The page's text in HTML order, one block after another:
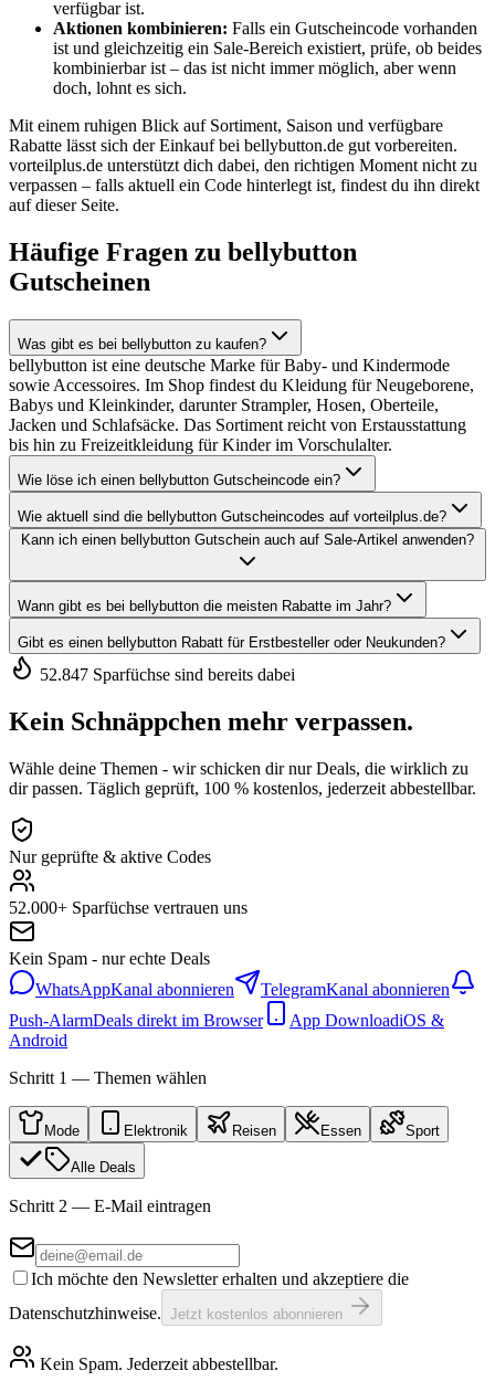
verfügbar ist.
Aktionen kombinieren: Falls ein Gutscheincode vorhanden
ist und gleichzeitig ein Sale-Bereich existiert, prüfe, ob beides
kombinierbar ist – das ist nicht immer möglich, aber wenn
doch, lohnt es sich.
Mit einem ruhigen Blick auf Sortiment, Saison und verfügbare
Rabatte lässt sich der Einkauf bei bellybutton.de gut vorbereiten.
vorteilplus.de unterstützt dich dabei, den richtigen Moment nicht zu
verpassen – falls aktuell ein Code hinterlegt ist, findest du ihn direkt
auf dieser Seite.
Häufige Fragen zu bellybutton
Gutscheinen
Was gibt es bei bellybutton zu kaufen?
bellybutton ist eine deutsche Marke für Baby- und Kindermode
sowie Accessoires. Im Shop findest du Kleidung für Neugeborene,
Babys und Kleinkinder, darunter Strampler, Hosen, Oberteile,
Jacken und Schlafsäcke. Das Sortiment reicht von Erstausstattung
bis hin zu Freizeitkleidung für Kinder im Vorschulalter.
Wie löse ich einen bellybutton Gutscheincode ein?
Wie aktuell sind die bellybutton Gutscheincodes auf vorteilplus.de?
Kann ich einen bellybutton Gutschein auch auf Sale-Artikel anwenden?
Wann gibt es bei bellybutton die meisten Rabatte im Jahr?
Gibt es einen bellybutton Rabatt für Erstbesteller oder Neukunden?
52.847 Sparfüchse sind bereits dabei
Kein Schnäppchen mehr verpassen.
Wähle deine Themen - wir schicken dir nur Deals, die wirklich zu
dir passen. Täglich geprüft, 100 % kostenlos, jederzeit abbestellbar.
Nur geprüfte & aktive Codes
52.000+ Sparfüchse vertrauen uns
Kein Spam - nur echte Deals
WhatsAppKanal abonnieren TelegramKanal abonnieren
Push-AlarmDeals direkt im Browser App DownloadiOS &
Android
Schritt 1 — Themen wählen
Mode Elektronik Reisen Essen Sport
Alle Deals
Schritt 2 — E-Mail eintragen
Ich möchte den Newsletter erhalten und akzeptiere die
Datenschutzhinweise. Jetzt kostenlos abonnieren
Kein Spam. Jederzeit abbestellbar.